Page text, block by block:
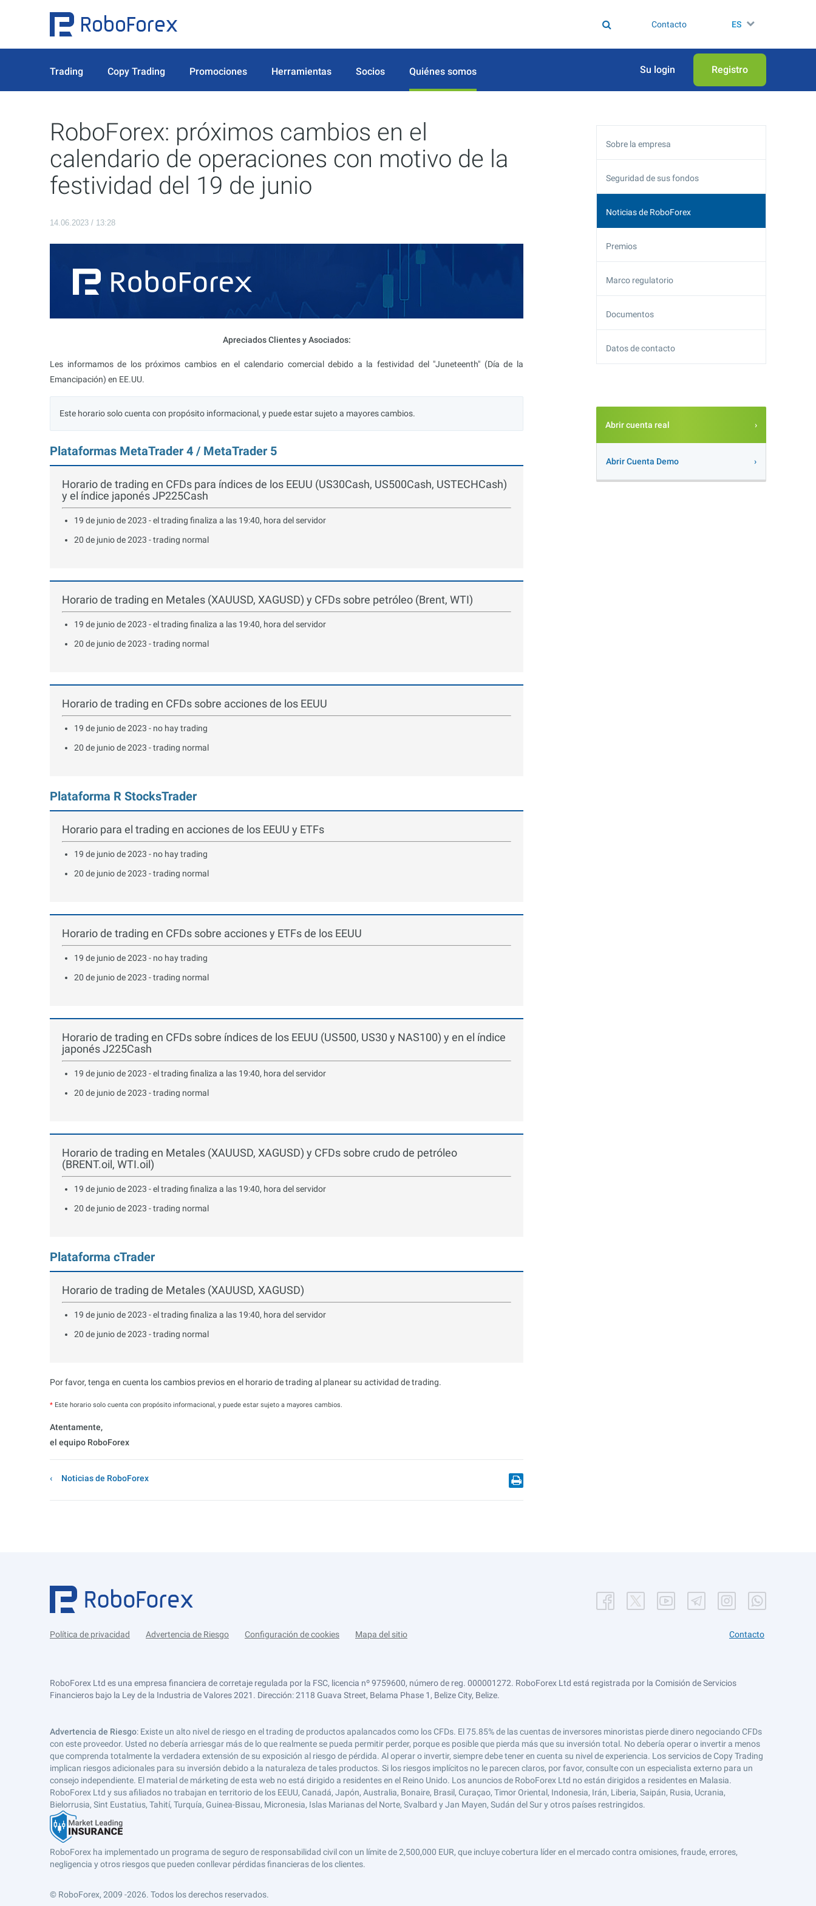
Contacto ES
Trading Copy Trading Promociones Herramientas Socios Quiénes somos Su login Registro
RoboForex: próximos cambios en el
calendario de operaciones con motivo de la
festividad del 19 de junio
14.06.2023 / 13:28
Apreciados Clientes y Asociados:
Les informamos de los próximos cambios en el calendario comercial debido a la festividad del "Juneteenth" (Día de la
Emancipación) en EE.UU.
Este horario solo cuenta con propósito informacional, y puede estar sujeto a mayores cambios.
Plataformas MetaTrader 4 / MetaTrader 5
Horario de trading en CFDs para índices de los EEUU (US30Cash, US500Cash, USTECHCash)
y el índice japonés JP225Cash
19 de junio de 2023 - el trading finaliza a las 19:40, hora del servidor
20 de junio de 2023 - trading normal
Horario de trading en Metales (XAUUSD, XAGUSD) y CFDs sobre petróleo (Brent, WTI)
19 de junio de 2023 - el trading finaliza a las 19:40, hora del servidor
20 de junio de 2023 - trading normal
Horario de trading en CFDs sobre acciones de los EEUU
19 de junio de 2023 - no hay trading
20 de junio de 2023 - trading normal
Plataforma R StocksTrader
Horario para el trading en acciones de los EEUU y ETFs
19 de junio de 2023 - no hay trading
20 de junio de 2023 - trading normal
Horario de trading en CFDs sobre acciones y ETFs de los EEUU
19 de junio de 2023 - no hay trading
20 de junio de 2023 - trading normal
Horario de trading en CFDs sobre índices de los EEUU (US500, US30 y NAS100) y en el índice
japonés J225Cash
19 de junio de 2023 - el trading finaliza a las 19:40, hora del servidor
20 de junio de 2023 - trading normal
Horario de trading en Metales (XAUUSD, XAGUSD) y CFDs sobre crudo de petróleo
(BRENT.oil, WTI.oil)
19 de junio de 2023 - el trading finaliza a las 19:40, hora del servidor
20 de junio de 2023 - trading normal
Plataforma cTrader
Horario de trading de Metales (XAUUSD, XAGUSD)
19 de junio de 2023 - el trading finaliza a las 19:40, hora del servidor
20 de junio de 2023 - trading normal
Por favor, tenga en cuenta los cambios previos en el horario de trading al planear su actividad de trading.
* Este horario solo cuenta con propósito informacional, y puede estar sujeto a mayores cambios.
Atentamente,
el equipo RoboForex
Noticias de RoboForex
Sobre la empresa
Seguridad de sus fondos
Noticias de RoboForex
Premios
Marco regulatorio
Documentos
Datos de contacto
Abrir cuenta real
Abrir Cuenta Demo
Política de privacidad Advertencia de Riesgo Configuración de cookies Mapa del sitio Contacto
RoboForex Ltd es una empresa financiera de corretaje regulada por la FSC, licencia nº 9759600, número de reg. 000001272. RoboForex Ltd está registrada por la Comisión de Servicios
Financieros bajo la Ley de la Industria de Valores 2021. Dirección: 2118 Guava Street, Belama Phase 1, Belize City, Belize.
Advertencia de Riesgo: Existe un alto nivel de riesgo en el trading de productos apalancados como los CFDs. El 75.85% de las cuentas de inversores minoristas pierde dinero negociando CFDs
con este proveedor. Usted no debería arriesgar más de lo que realmente se pueda permitir perder, porque es posible que pierda más que su inversión total. No debería operar o invertir a menos
que comprenda totalmente la verdadera extensión de su exposición al riesgo de pérdida. Al operar o invertir, siempre debe tener en cuenta su nivel de experiencia. Los servicios de Copy Trading
implican riesgos adicionales para su inversión debido a la naturaleza de tales productos. Si los riesgos implícitos no le parecen claros, por favor, consulte con un especialista externo para un
consejo independiente. El material de márketing de esta web no está dirigido a residentes en el Reino Unido. Los anuncios de RoboForex Ltd no están dirigidos a residentes en Malasia.
RoboForex Ltd y sus afiliados no trabajan en territorio de los EEUU, Canadá, Japón, Australia, Bonaire, Brasil, Curaçao, Timor Oriental, Indonesia, Irán, Liberia, Saipán, Rusia, Ucrania,
Bielorrusia, Sint Eustatius, Tahití, Turquía, Guinea-Bissau, Micronesia, Islas Marianas del Norte, Svalbard y Jan Mayen, Sudán del Sur y otros países restringidos.
RoboForex ha implementado un programa de seguro de responsabilidad civil con un límite de 2,500,000 EUR, que incluye cobertura líder en el mercado contra omisiones, fraude, errores,
negligencia y otros riesgos que pueden conllevar pérdidas financieras de los clientes.
© RoboForex, 2009 -2026. Todos los derechos reservados.